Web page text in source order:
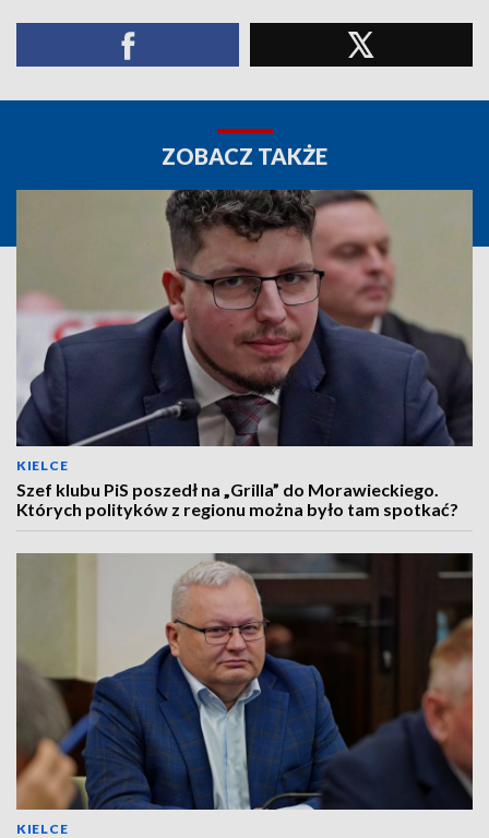
ZOBACZ TAKŻE
KIELCE
Szef klubu PiS poszedł na „Grilla” do Morawieckiego.
Których polityków z regionu można było tam spotkać?
KIELCE